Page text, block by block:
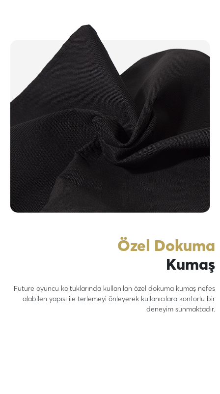
Özel Dokuma
Kumaş
Future oyuncu koltuklarında kullanılan özel dokuma kumaş nefes
alabilen yapısı ile terlemeyi önleyerek kullanıcılara konforlu bir
deneyim sunmaktadır.